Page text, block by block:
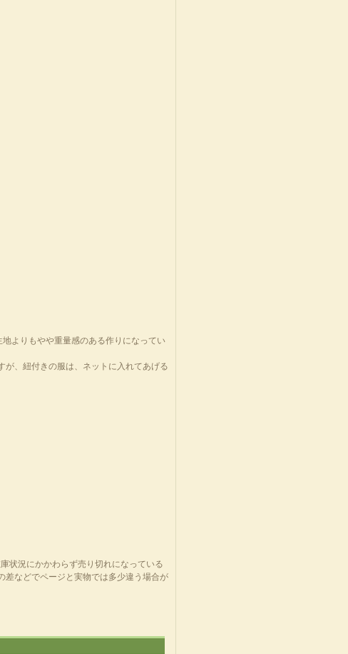
よりもやや重量感のある作りになってい
が、紐付きの服は、ネットに入れてあげる
状況にかかわらず売り切れになっている
差などでページと実物では多少違う場合が